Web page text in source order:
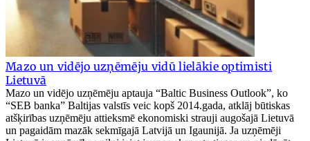
Mazo un vidējo uzņēmēju vidū lielākie optimisti
Lietuvā
Mazo un vidējo uzņēmēju aptauja “Baltic Business Outlook”, ko
“SEB banka” Baltijas valstīs veic kopš 2014.gada, atklāj būtiskas
atšķirības uzņēmēju attieksmē ekonomiski strauji augošajā Lietuvā
un pagaidām mazāk sekmīgajā Latvijā un Igaunijā. Ja uzņēmēji